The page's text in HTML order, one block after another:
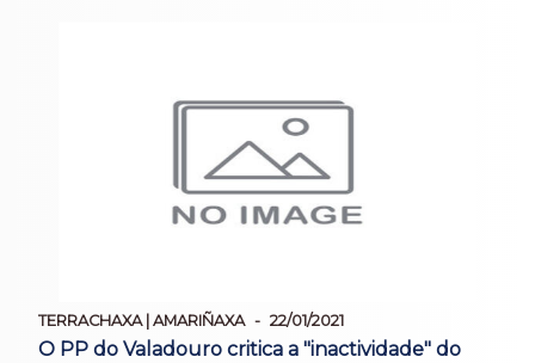
TERRACHAXA | AMARIÑAXA 22/01/2021
O PP do Valadouro critica a "inactividade" do